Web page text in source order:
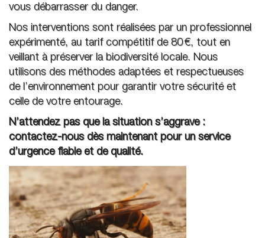
vous débarrasser du danger.
Nos interventions sont réalisées par un professionnel
expérimenté, au tarif compétitif de 80 €, tout en
veillant à préserver la biodiversité locale. Nous
utilisons des méthodes adaptées et respectueuses
de l’environnement pour garantir votre sécurité et
celle de votre entourage.
N’attendez pas que la situation s’aggrave :
contactez-nous dès maintenant pour un service
d’urgence fiable et de qualité.